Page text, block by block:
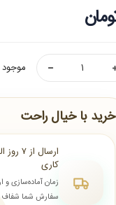
خرید با خیال راحت
کاری
زمان آماده‌سازی و
سفارش شما شفاف